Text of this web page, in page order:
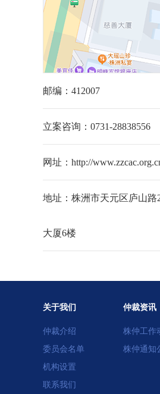
邮编：412007
立案咨询：0731-28838556
网址：http://
地址：株洲市天元区庐山路
大厦6楼
关于我们
仲裁介绍
委员会名单
机构设置
联系我们
仲裁资讯
株仲工作
株仲通知